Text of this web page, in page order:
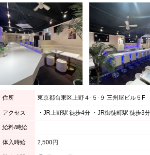
住所 東京都台東区上野４‐５‐９ 三州屋ビル５F
アクセス
給料/時給
体入時給 2,500円